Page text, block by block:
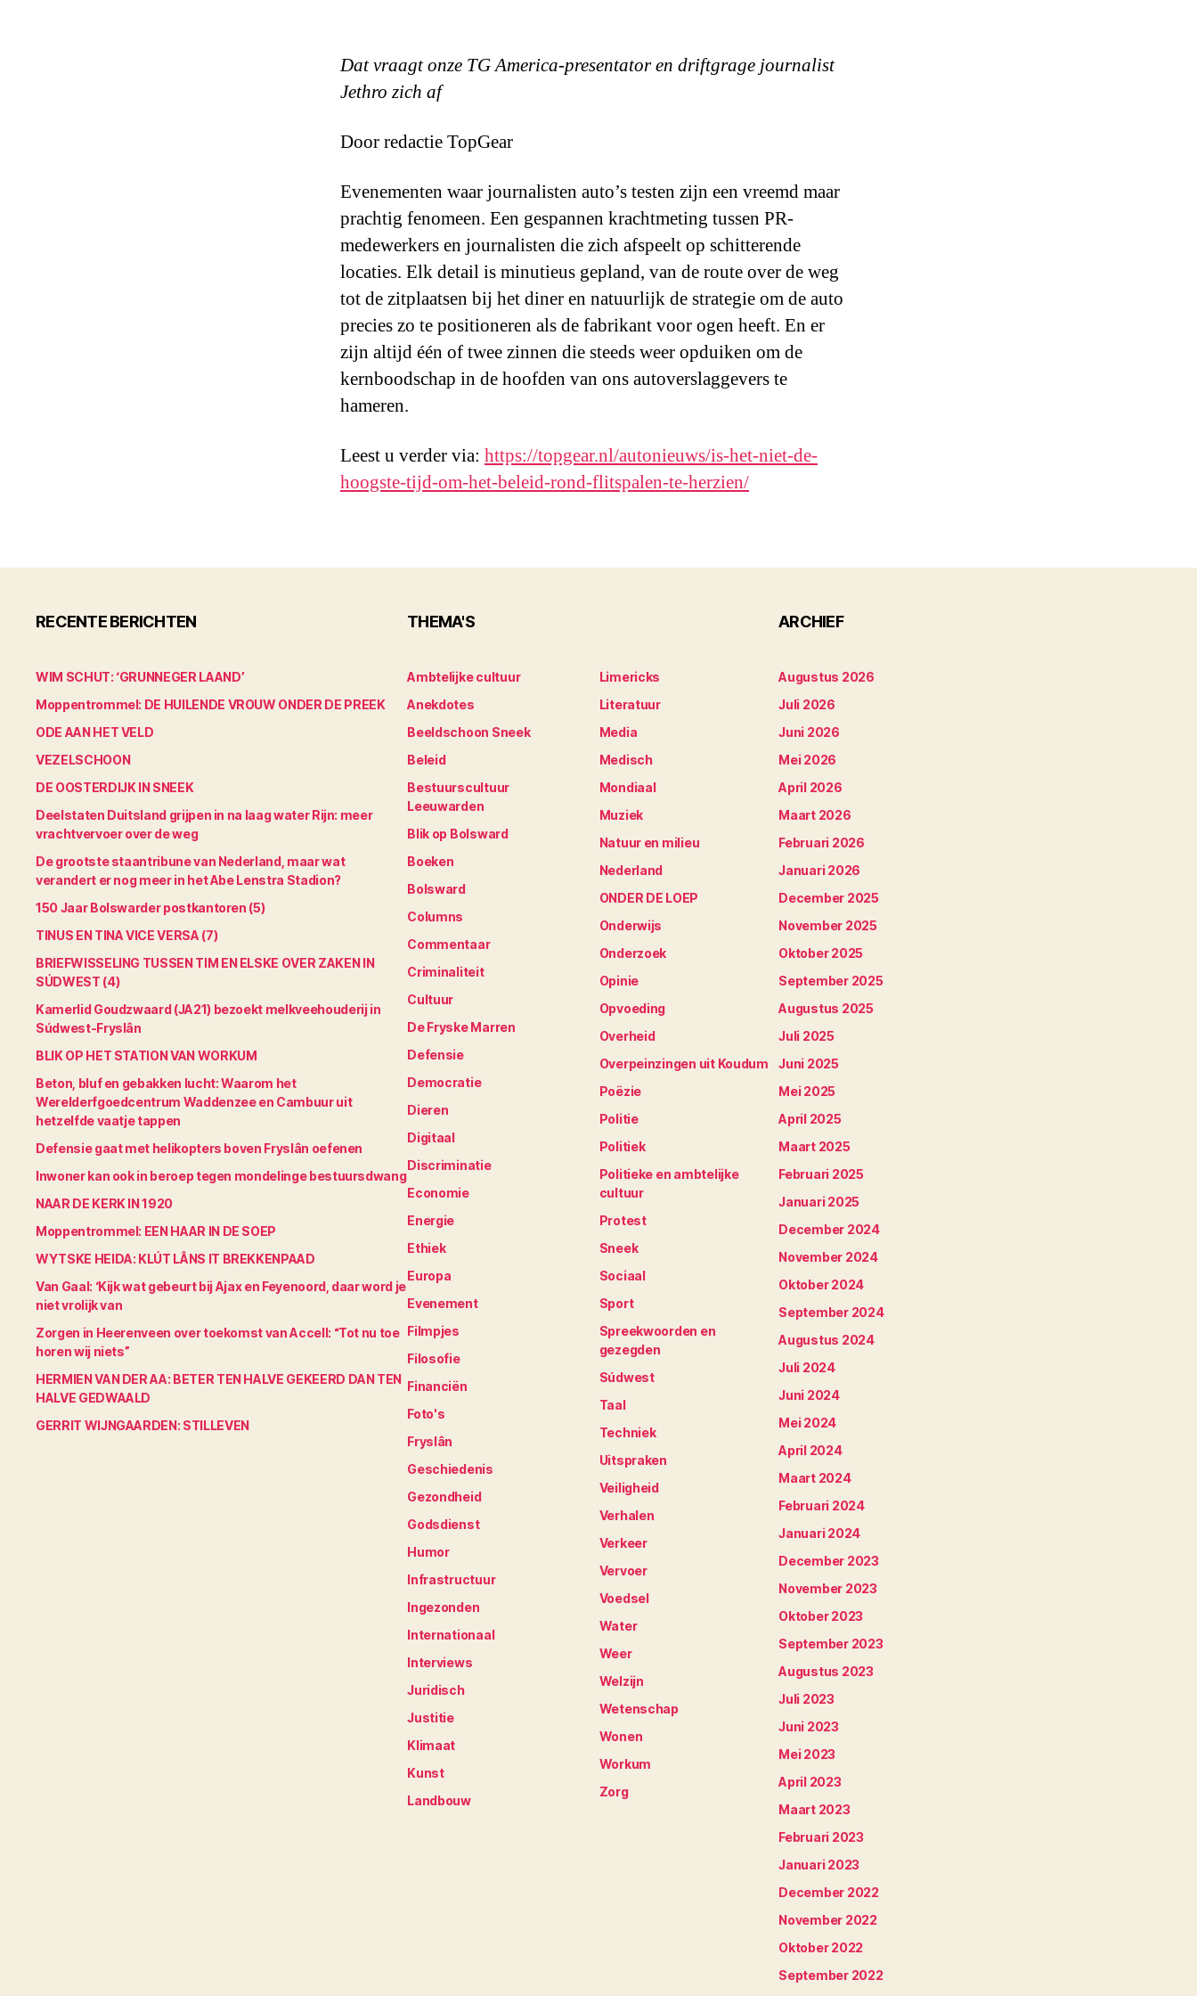
Dat vraagt onze TG America-presentator en driftgrage journalist
Jethro zich af
Door redactie TopGear
Evenementen waar journalisten auto’s testen zijn een vreemd maar
prachtig fenomeen. Een gespannen krachtmeting tussen PR-
medewerkers en journalisten die zich afspeelt op schitterende
locaties. Elk detail is minutieus gepland, van de route over de weg
tot de zitplaatsen bij het diner en natuurlijk de strategie om de auto
precies zo te positioneren als de fabrikant voor ogen heeft. En er
zijn altijd één of twee zinnen die steeds weer opduiken om de
kernboodschap in de hoofden van ons autoverslaggevers te
hameren.
Leest u verder via: https://topgear.nl/autonieuws/is-het-niet-de-
hoogste-tijd-om-het-beleid-rond-flitspalen-te-herzien/
RECENTE BERICHTEN
WIM SCHUT: ‘GRUNNEGER LAAND’
Moppentrommel: DE HUILENDE VROUW ONDER DE PREEK
ODE AAN HET VELD
VEZELSCHOON
DE OOSTERDIJK IN SNEEK
Deelstaten Duitsland grijpen in na laag water Rijn: meer
vrachtvervoer over de weg
De grootste staantribune van Nederland, maar wat
verandert er nog meer in het Abe Lenstra Stadion?
150 Jaar Bolswarder postkantoren (5)
TINUS EN TINA VICE VERSA (7)
BRIEFWISSELING TUSSEN TIM EN ELSKE OVER ZAKEN IN
SÚDWEST (4)
Kamerlid Goudzwaard (JA21) bezoekt melkveehouderij in
Súdwest-Fryslân
BLIK OP HET STATION VAN WORKUM
Beton, bluf en gebakken lucht: Waarom het
Werelderfgoedcentrum Waddenzee en Cambuur uit
hetzelfde vaatje tappen
Defensie gaat met helikopters boven Fryslân oefenen
Inwoner kan ook in beroep tegen mondelinge bestuursdwang
NAAR DE KERK IN 1920
Moppentrommel: EEN HAAR IN DE SOEP
WYTSKE HEIDA: KLÚT LÂNS IT BREKKENPAAD
Van Gaal: ‘Kijk wat gebeurt bij Ajax en Feyenoord, daar word je
niet vrolijk van
Zorgen in Heerenveen over toekomst van Accell: “Tot nu toe
horen wij niets”
HERMIEN VAN DER AA: BETER TEN HALVE GEKEERD DAN TEN
HALVE GEDWAALD
GERRIT WIJNGAARDEN: STILLEVEN
THEMA'S
Ambtelijke cultuur
Anekdotes
Beeldschoon Sneek
Beleid
Bestuurscultuur
Leeuwarden
Blik op Bolsward
Boeken
Bolsward
Columns
Commentaar
Criminaliteit
Cultuur
De Fryske Marren
Defensie
Democratie
Dieren
Digitaal
Discriminatie
Economie
Energie
Ethiek
Europa
Evenement
Filmpjes
Filosofie
Financiën
Foto's
Fryslân
Geschiedenis
Gezondheid
Godsdienst
Humor
Infrastructuur
Ingezonden
Internationaal
Interviews
Juridisch
Justitie
Klimaat
Kunst
Landbouw
Limericks
Literatuur
Media
Medisch
Mondiaal
Muziek
Natuur en milieu
Nederland
ONDER DE LOEP
Onderwijs
Onderzoek
Opinie
Opvoeding
Overheid
Overpeinzingen uit Koudum
Poëzie
Politie
Politiek
Politieke en ambtelijke
cultuur
Protest
Sneek
Sociaal
Sport
Spreekwoorden en
gezegden
Súdwest
Taal
Techniek
Uitspraken
Veiligheid
Verhalen
Verkeer
Vervoer
Voedsel
Water
Weer
Welzijn
Wetenschap
Wonen
Workum
Zorg
ARCHIEF
Augustus 2026
Juli 2026
Juni 2026
Mei 2026
April 2026
Maart 2026
Februari 2026
Januari 2026
December 2025
November 2025
Oktober 2025
September 2025
Augustus 2025
Juli 2025
Juni 2025
Mei 2025
April 2025
Maart 2025
Februari 2025
Januari 2025
December 2024
November 2024
Oktober 2024
September 2024
Augustus 2024
Juli 2024
Juni 2024
Mei 2024
April 2024
Maart 2024
Februari 2024
Januari 2024
December 2023
November 2023
Oktober 2023
September 2023
Augustus 2023
Juli 2023
Juni 2023
Mei 2023
April 2023
Maart 2023
Februari 2023
Januari 2023
December 2022
November 2022
Oktober 2022
September 2022